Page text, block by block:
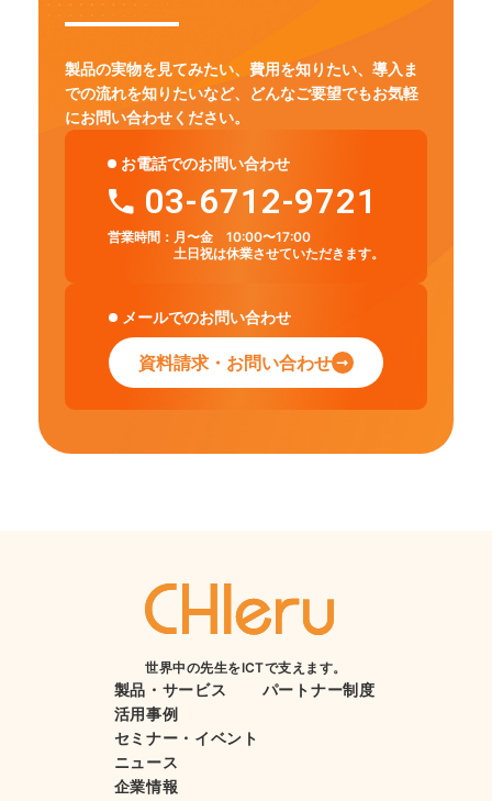
製品の実物を見てみたい、費用を知りたい、導入ま
での流れを知りたいなど、
どんなご要望でもお気軽
にお問い合わせください。
お電話でのお問い合わせ
03-6712-9721
営業時間： 月〜金 10:00〜17:00
土日祝は休業させていただきます。
メールでのお問い合わせ
資料請求・お問い合わせ
世界中の先生をICTで支えます。
製品・サービス
活用事例
セミナー・イベント
ニュース
企業情報
パートナー制度